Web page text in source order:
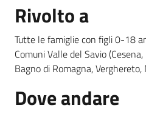
Rivolto a
Tutte le famiglie con figli 0-18
Comuni Valle del Savio
Bagno di Romagna,
Dove andare